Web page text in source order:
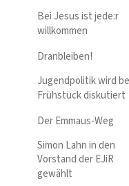
Bei Jesus ist jede:r
willkommen
Dranbleiben!
Jugendpolitik wird
Frühstück diskutiert
Der Emmaus-Weg
Simon Lahn in den
Vorstand der EJiR
gewählt